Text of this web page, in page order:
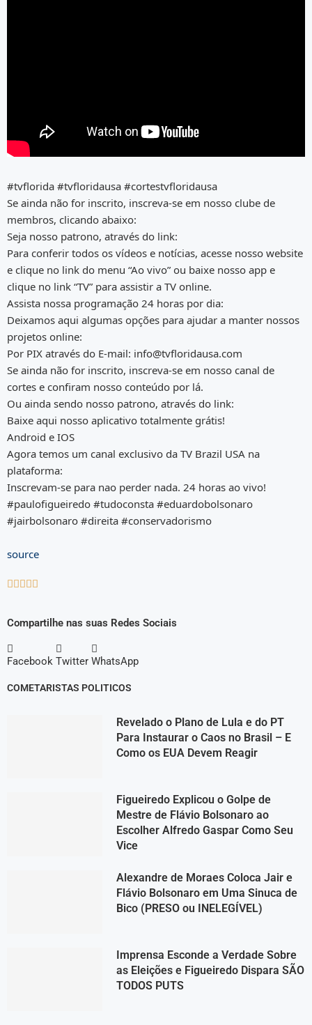
#tvflorida #tvfloridausa #cortestvfloridausa
Se ainda não for inscrito, inscreva-se em nosso clube de
membros, clicando abaixo:
Seja nosso patrono, através do link:
Para conferir todos os vídeos e notícias, acesse nosso website
e clique no link do menu “Ao vivo” ou baixe nosso app e
clique no link “TV” para assistir a TV online.
Assista nossa programação 24 horas por dia:
Deixamos aqui algumas opções para ajudar a manter nossos
projetos online:
Por PIX através do E-mail: info@tvfloridausa.com
Se ainda não for inscrito, inscreva-se em nosso canal de
cortes e confiram nosso conteúdo por lá.
Ou ainda sendo nosso patrono, através do link:
Baixe aqui nosso aplicativo totalmente grátis!
Android e IOS
Agora temos um canal exclusivo da TV Brazil USA na
plataforma:
Inscrevam-se para nao perder nada. 24 horas ao vivo!
#paulofigueiredo #tudoconsta #eduardobolsonaro
#jairbolsonaro #direita #conservadorismo
source
    
Compartilhe nas suas Redes Sociais
Facebook Twitter WhatsApp
COMETARISTAS POLITICOS
Revelado o Plano de Lula e do PT
Para Instaurar o Caos no Brasil – E
Como os EUA Devem Reagir
Figueiredo Explicou o Golpe de
Mestre de Flávio Bolsonaro ao
Escolher Alfredo Gaspar Como Seu
Vice
Alexandre de Moraes Coloca Jair e
Flávio Bolsonaro em Uma Sinuca de
Bico (PRESO ou INELEGÍVEL)
Imprensa Esconde a Verdade Sobre
as Eleições e Figueiredo Dispara SÃO
TODOS PUTS